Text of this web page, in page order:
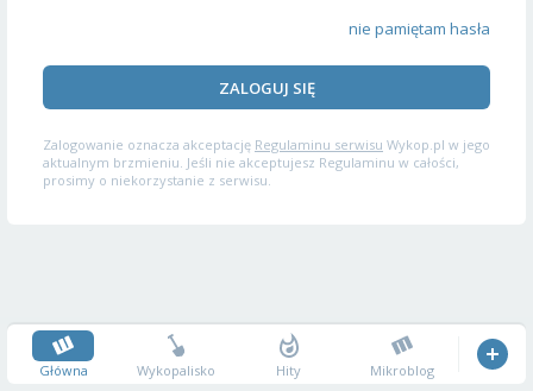
nie pamiętam hasła
ZALOGUJ SIĘ
Zalogowanie oznacza akceptację Regulaminu serwisu Wykop.pl w jego
aktualnym brzmieniu. Jeśli nie akceptujesz Regulaminu w całości,
prosimy o niekorzystanie z serwisu.
Główna Wykopalisko Hity Mikroblog